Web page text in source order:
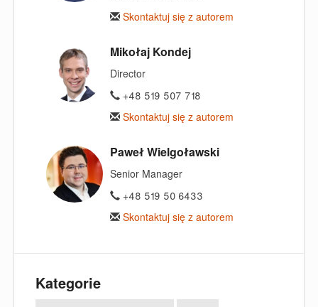
Skontaktuj się z autorem
Mikołaj Kondej
Director
+48 519 507 718
Skontaktuj się z autorem
Paweł Wielgoławski
Senior Manager
+48 519 50 6433
Skontaktuj się z autorem
Kategorie